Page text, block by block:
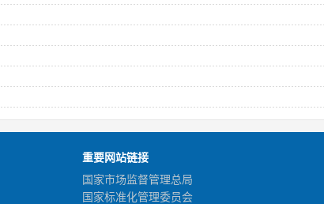
重要网站链接
国家市场监督管理总局
国家标准化管理委员会